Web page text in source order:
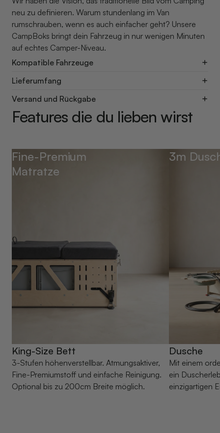
neu zu definieren. Warum stundenlang im Van
rumschrauben, wenn es auch einfacher geht? Unsere
CampBoks bringt dein Fahrzeug in nur wenigen Minuten
auf echtes Camper-Niveau.
Kompatible Fahrzeuge
Lieferumfang
Versand und Rückgabe
Features die du lieben wirst
Fine-Premium
Matratze
King-Size Bett
3-Stufen höhenverstellbar. Atmungsaktiver,
Fine-Premiumstoff und einfache Reinigung.
Optional bis zu 200cm Breite möglich.
3m
Dusche
Mit einem
ein
einzigartigen